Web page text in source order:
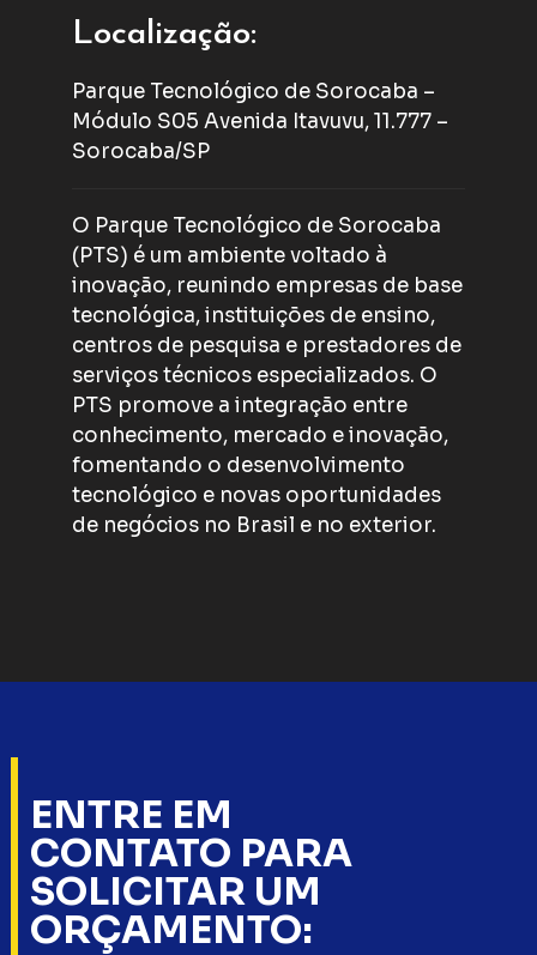
Localização:
Parque Tecnológico de Sorocaba –
Módulo S05 Avenida Itavuvu, 11.777 –
Sorocaba/SP
O Parque Tecnológico de Sorocaba
(PTS) é um ambiente voltado à
inovação, reunindo empresas de base
tecnológica, instituições de ensino,
centros de pesquisa e prestadores de
serviços técnicos especializados. O
PTS promove a integração entre
conhecimento, mercado e inovação,
fomentando o desenvolvimento
tecnológico e novas oportunidades
de negócios no Brasil e no exterior.
ENTRE EM
CONTATO PARA
SOLICITAR UM
ORÇAMENTO: